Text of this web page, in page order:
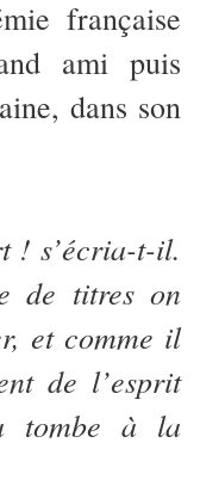
française
ami puis
dans son
! s’écria-t-il.
de titres on
et comme il
de l’esprit
tombe à la